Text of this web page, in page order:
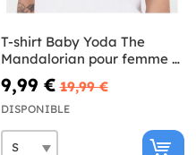
T-shirt Baby Yoda The
Mandalorian pour femme -
Star Wars
9,99 € 19,99 €
DISPONIBLE